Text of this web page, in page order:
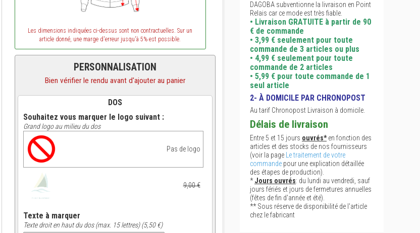
Les dimensions indiquées ci-dessus sont non contractuelles. Sur un
article donné, une marge d'erreur jusqu'à 5% est possible.
PERSONNALISATION
Bien vérifier le rendu avant d'ajouter au panier
DOS
Souhaitez vous marquer le logo suivant :
Grand logo au milieu du dos
Pas de logo
9,00 €
Texte à marquer
Texte droit en haut du dos (max. 15 lettres) (5,50 €)
DAGOBA subventionne la livraison en Point
Relais car ce mode est très fiable.
• Livraison GRATUITE à partir de 90
€ de commande
• 3,99 € seulement pour toute
commande de 3 articles ou plus
• 4,99 € seulement pour toute
commande de 2 articles
• 5,99 € pour toute commande de 1
seul article
2- À DOMICILE PAR CHRONOPOST
Au tarif Chronopost Livraison à domicile.
Délais de livraison
Entre 5 et 15 jours ouvrés*en fonction des
articles et des stocks de nos fournisseurs
(voir la page
Le traitement de votre
commande pour une explication détaillée
des étapes de production).
*Jours ouvrés: du lundi au vendredi, sauf
jours fériés et jours de fermetures annuelles
(fêtes de fin d'année et été).
** Sous réserve de disponibilité de l'article
chez le fabricant